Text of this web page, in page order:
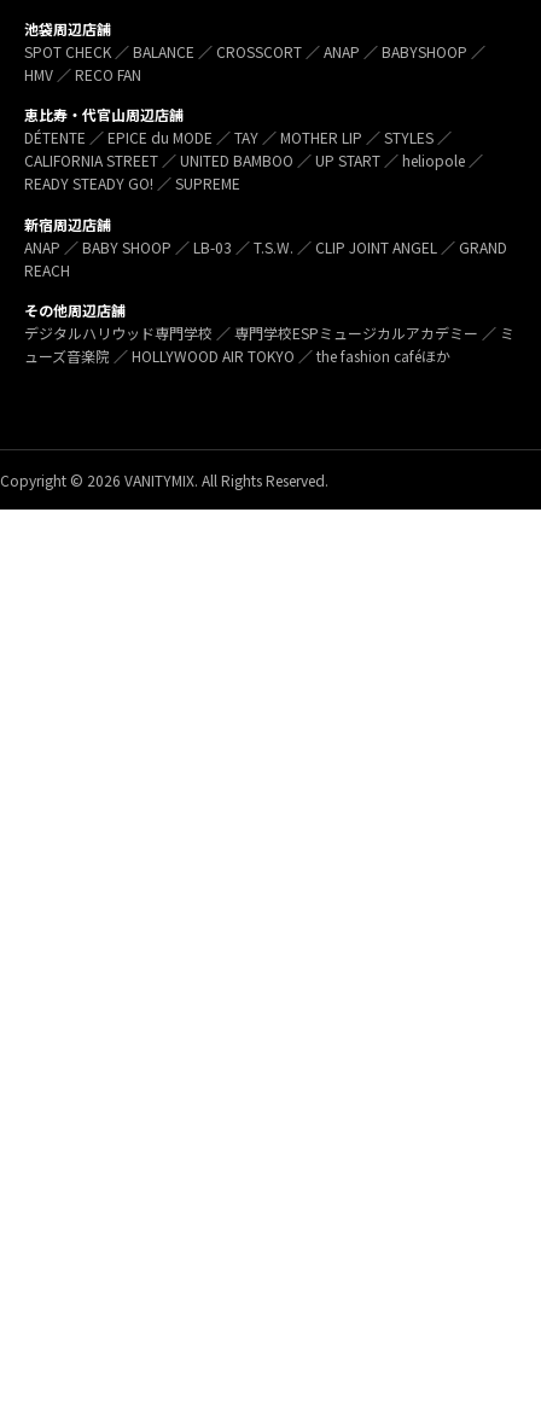
池袋周辺店舗
SPOT CHECK ／ BALANCE ／ CROSSCORT ／ ANAP ／ BABYSHOOP ／
HMV ／ RECO FAN
恵比寿・代官山周辺店舗
DÉTENTE ／ EPICE du MODE ／ TAY ／ MOTHER LIP ／ STYLES ／
CALIFORNIA STREET ／ UNITED BAMBOO ／ UP START ／ heliopole ／
READY STEADY GO! ／ SUPREME
新宿周辺店舗
ANAP ／ BABY SHOOP ／ LB-03 ／ T.S.W. ／ CLIP JOINT ANGEL ／ GRAND
REACH
その他周辺店舗
デジタルハリウッド専門学校 ／ 専門学校ESPミュージカルアカデミー ／ ミ
ューズ音楽院 ／ HOLLYWOOD AIR TOKYO ／ the fashion caféほか
Copyright © 2026 VANITYMIX. All Rights Reserved.